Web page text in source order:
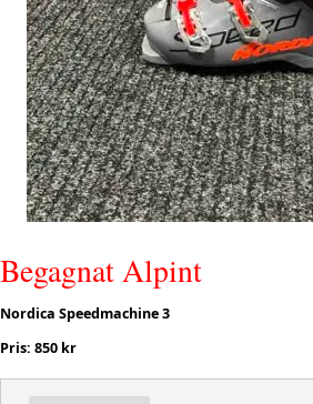
Begagnat Alpint
Nordica Speedmachine 3
Pris: 850 kr